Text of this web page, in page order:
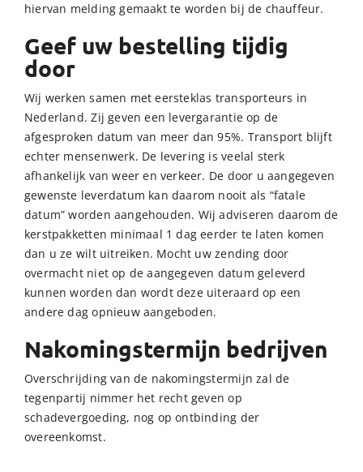
hiervan melding gemaakt te worden bij de chauffeur.
Geef uw bestelling tijdig
door
Wij werken samen met eersteklas transporteurs in
Nederland. Zij geven een levergarantie op de
afgesproken datum van meer dan 95%. Transport blijft
echter mensenwerk. De levering is veelal sterk
afhankelijk van weer en verkeer. De door u aangegeven
gewenste leverdatum kan daarom nooit als “fatale
datum” worden aangehouden. Wij adviseren daarom de
kerstpakketten minimaal 1 dag eerder te laten komen
dan u ze wilt uitreiken. Mocht uw zending door
overmacht niet op de aangegeven datum geleverd
kunnen worden dan wordt deze uiteraard op een
andere dag opnieuw aangeboden.
Nakomingstermijn bedrijven
Overschrijding van de nakomingstermijn zal de
tegenpartij nimmer het recht geven op
schadevergoeding, nog op ontbinding der
overeenkomst.